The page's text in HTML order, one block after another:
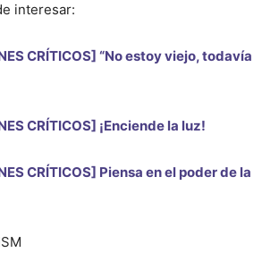
interesar:
CRÍTICOS] “No estoy viejo, todavía
CRÍTICOS] ¡Enciende la luz!
CRÍTICOS] Piensa en el poder de la